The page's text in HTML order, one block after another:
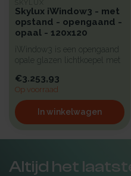
SKYLUX
Skylux iWindow3 - met
opstand - opengaand -
opaal - 120x120
iWindow3 is een opengaand
opale glazen lichtkoepel met
€3.253,93
Op voorraad
In winkelwagen
Altijd het